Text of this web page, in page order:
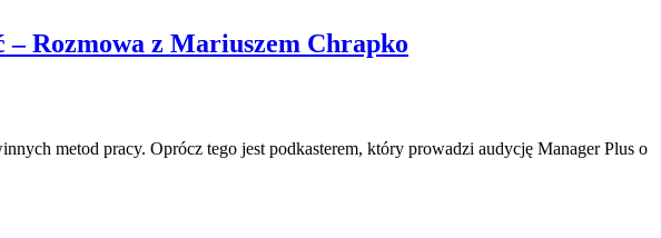
Rozmowa z Mariuszem Chrapko
metod pracy. Oprócz tego jest podkasterem, który prowadzi audycję Manager Plus o